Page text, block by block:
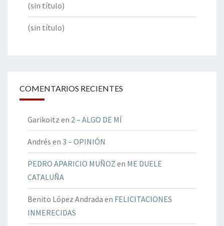
(sin título)
(sin título)
COMENTARIOS RECIENTES
Garikoitz en 2 – ALGO DE MÍ
Andrés en 3 – OPINIÓN
PEDRO APARICIO MUÑOZ en ME DUELE
CATALUÑA
Benito López Andrada en FELICITACIONES
INMERECIDAS